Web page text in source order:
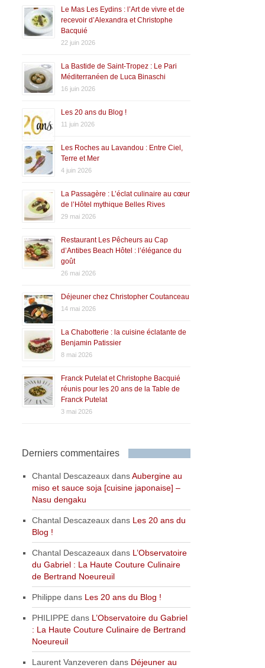
Le Mas Les Eydins : l’Art de vivre et de
recevoir d’Alexandra et Christophe
Bacquié
22 juin 2026
La Bastide de Saint-Tropez : Le Pari
Méditerranéen de Luca Binaschi
16 juin 2026
Les 20 ans du Blog !
11 juin 2026
Les Roches au Lavandou : Entre Ciel,
Terre et Mer
4 juin 2026
La Passagère : L’éclat culinaire au cœur
de l’Hôtel mythique Belles Rives
29 mai 2026
Restaurant Les Pêcheurs au Cap
d’Antibes Beach Hôtel : l’élégance du
goût
26 mai 2026
Déjeuner chez Christopher Coutanceau
14 mai 2026
La Chabotterie : la cuisine éclatante de
Benjamin Patissier
8 mai 2026
Franck Putelat et Christophe Bacquié
réunis pour les 20 ans de la Table de
Franck Putelat
3 mai 2026
Derniers commentaires
Chantal Descazeaux dansAubergine au
miso et sauce soja [cuisine japonaise] –
Nasu dengaku
Chantal Descazeaux dans Les 20 ans du
Blog !
Chantal Descazeaux dans L’Observatoire
du Gabriel : La Haute Couture Culinaire
de Bertrand Noeureuil
Philippe dans Les 20 ans du Blog !
PHILIPPE dans L’Observatoire du Gabriel
: La Haute Couture Culinaire de Bertrand
Noeureuil
Laurent Vanzeveren dans Déjeuner au